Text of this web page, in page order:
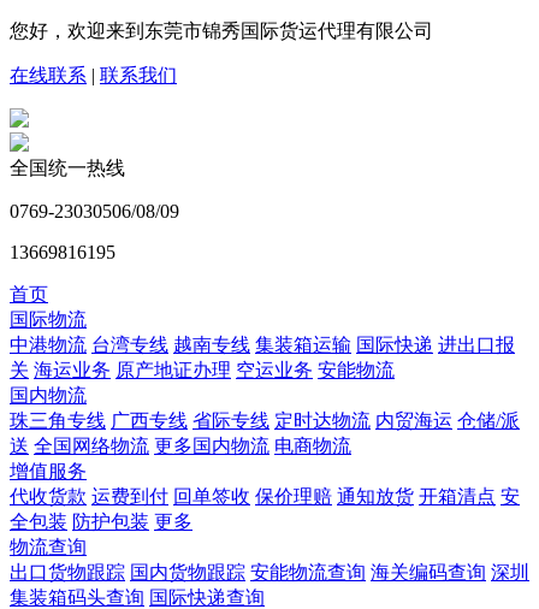
您好，欢迎来到东莞市锦秀国际货运代理有限公司
在线联系 | 联系我们
全国统一热线
0769-23030506/08/09
13669816195
首页
国际物流
中港物流 台湾专线 越南专线 集装箱运输 国际快递 进出口报
关 海运业务 原产地证办理 空运业务 安能物流
国内物流
珠三角专线 广西专线 省际专线 定时达物流 内贸海运 仓储/派
送 全国网络物流 更多国内物流 电商物流
增值服务
代收货款 运费到付 回单签收 保价理赔 通知放货 开箱清点 安
全包装 防护包装 更多
物流查询
出口货物跟踪 国内货物跟踪 安能物流查询 海关编码查询 深圳
集装箱码头查询 国际快递查询